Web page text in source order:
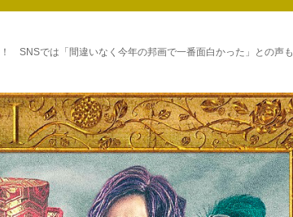
SNSでは「間違いなく今年の邦画で一番面白かった」との声も